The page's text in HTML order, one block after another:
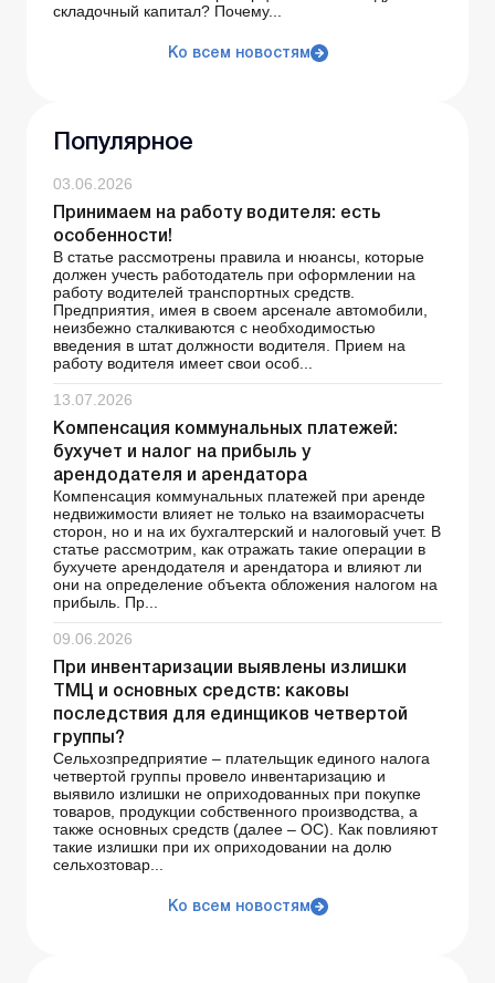
складочный капитал? Почему...
Ко всем новостям
Популярное
03.06.2026
Принимаем на работу водителя: есть
особенности!
В статье рассмотрены правила и нюансы, которые
должен учесть работодатель при оформлении на
работу водителей транспортных средств.
Предприятия, имея в своем арсенале автомобили,
неизбежно сталкиваются с необходимостью
введения в штат должности водителя. Прием на
работу водителя имеет свои особ...
13.07.2026
Компенсация коммунальных платежей:
бухучет и налог на прибыль у
арендодателя и арендатора
Компенсация коммунальных платежей при аренде
недвижимости влияет не только на взаиморасчеты
сторон, но и на их бухгалтерский и налоговый учет. В
статье рассмотрим, как отражать такие операции в
бухучете арендодателя и арендатора и влияют ли
они на определение объекта обложения налогом на
прибыль. Пр...
09.06.2026
При инвентаризации выявлены излишки
ТМЦ и основных средств: каковы
последствия для единщиков четвертой
группы?
Сельхозпредприятие – плательщик единого налога
четвертой группы провело инвентаризацию и
выявило излишки не оприходованных при покупке
товаров, продукции собственного производства, а
также основных средств (далее – ОС). Как повлияют
такие излишки при их оприходовании на долю
сельхозтовар...
Ко всем новостям